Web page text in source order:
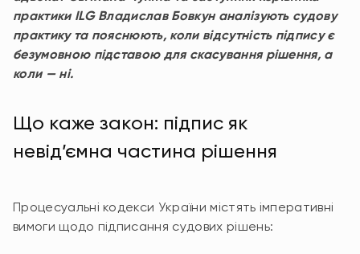
практики ILG Владислав Бовкун аналізують судову
практику та пояснюють, коли відсутність підпису є
безумовною підставою для скасування рішення, а
коли — ні.
Що каже закон: підпис як
невід’ємна частина рішення
Процесуальні кодекси України містять імперативні
вимоги щодо підписання судових рішень: